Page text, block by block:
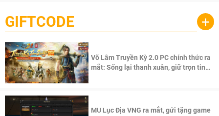
GIFTCODE +
Võ Lâm Truyền Kỳ 2.0 PC chính thức ra
mắt: Sống lại thanh xuân, giữ trọn tinh
MU Lục Địa VNG ra mắt, gửi tặng game